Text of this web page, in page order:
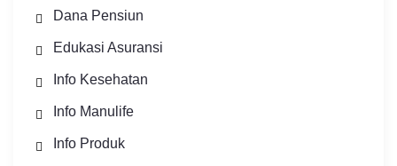
Dana Pensiun
Edukasi Asuransi
Info Kesehatan
Info Manulife
Info Produk